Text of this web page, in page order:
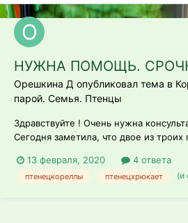
НУЖНА ПОМОЩЬ.
Орешкина Д опубликовал тема в
парой. Семья. Птенцы
Здравствуйте ! Очень нужна
Сегодня заметила, что двое из
25.01 2020 года. Все птенцы,
возрасту, хорошо едят, зоб НЕ вздут,
13 февраля, 2020 4 ответа
птенецкореллы птенецхрюкает (и